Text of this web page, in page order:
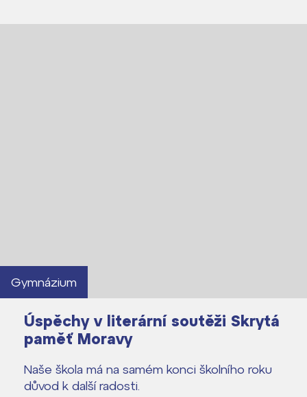
Gymnázium
Úspěchy v literární soutěži Skrytá
paměť Moravy
Naše škola má na samém konci školního roku
důvod k další radosti.